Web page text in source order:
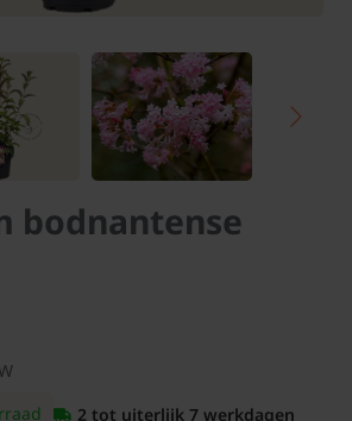
bodnantense
2 tot uiterlijk 7 werkdagen